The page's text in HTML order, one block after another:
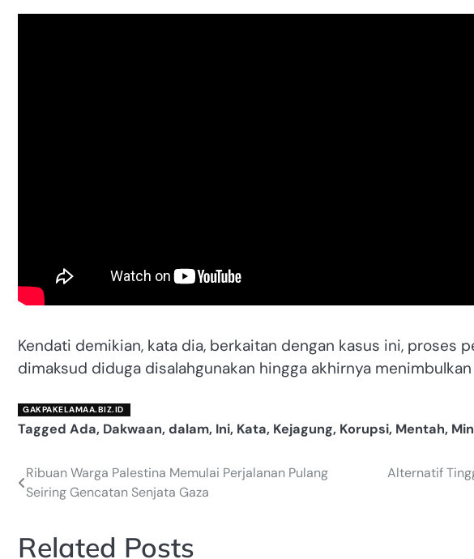
Kendati demikian, kata dia, berkaitan dengan kasus ini, proses
dimaksud diduga disalahgunakan hingga akhirnya
GAKPAKELAMAA.BIZ.ID
Tagged Ada, Dakwaan,dalam, Ini, Kata, Kejagung, Korupsi, Mentah,
Navigasi
Ribuan Warga Palestina Memulai Perjalanan Pulang
Seiring Gencatan Senjata Gaza
Alternatif
Related Posts